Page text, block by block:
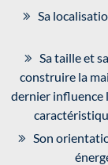
Sa
Sa taille et
construire la
dernier influence
Son